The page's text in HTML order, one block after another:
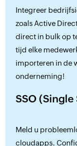
Integreer
zoals Active
direct in bulk op
tijd elke
importeren in de
onderneming!
SSO
Meld u
cloudapps.